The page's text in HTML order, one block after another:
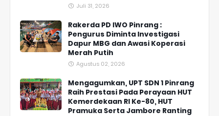
Juli 31, 2026
Rakerda PD IWO Pinrang :
Pengurus Diminta Investigasi
Dapur MBG dan Awasi Koperasi
Merah Putih
Agustus 02, 2026
Mengagumkan, UPT SDN 1 Pinrang
Raih Prestasi Pada Perayaan HUT
Kemerdekaan RI Ke-80, HUT
Pramuka Serta Jambore Ranting